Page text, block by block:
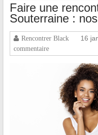
Faire une
Souterraine :
Rencontrer Black 16
commentaire